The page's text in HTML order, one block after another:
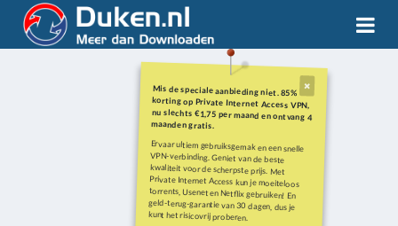
Mis de speciale aanbieding niet. 85%
korting op Private Internet Access VPN,
nu slechts €1,75 per maand en ontvang 4
maanden gratis.
Ervaar ultiem gebruiksgemak en een snelle
VPN-verbinding. Geniet van de beste
kwaliteit voor de scherpste prijs. Met
Private Internet Access kun je moeiteloos
torrents, Usenet en Netflix gebruiken! En
geld-terug-garantie van 30 dagen, dus je
kunt het risicovrij proberen.